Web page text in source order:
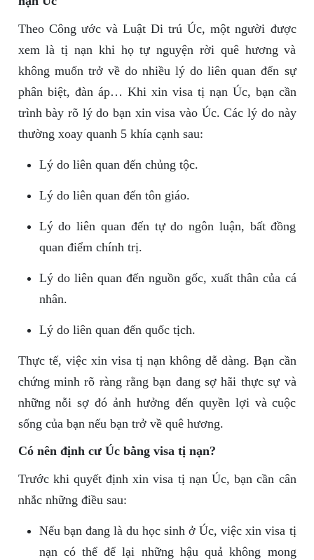
Theo Công ước và Luật Di trú Úc, một người được
xem là tị nạn khi họ tự nguyện rời quê hương và
không muốn trở về do nhiều lý do liên quan đến sự
phân biệt, đàn áp… Khi xin visa tị nạn Úc, bạn cần
trình bày rõ lý do bạn xin visa vào Úc. Các lý do này
thường xoay quanh 5 khía cạnh sau:
Lý do liên quan đến chủng tộc.
Lý do liên quan đến tôn giáo.
Lý do liên quan đến tự do ngôn luận, bất đồng
quan điểm chính trị.
Lý do liên quan đến nguồn gốc, xuất thân của cá
nhân.
Lý do liên quan đến quốc tịch.
Thực tế, việc xin visa tị nạn không dễ dàng. Bạn cần
chứng minh rõ ràng rằng bạn đang sợ hãi thực sự và
những nỗi sợ đó ảnh hưởng đến quyền lợi và cuộc
sống của bạn nếu bạn trở về quê hương.
Có nên định cư Úc bằng visa tị nạn?
Trước khi quyết định xin visa tị nạn Úc, bạn cần cân
nhắc những điều sau:
Nếu bạn đang là du học sinh ở Úc, việc xin visa tị
nạn có thể để lại những hậu quả không mong